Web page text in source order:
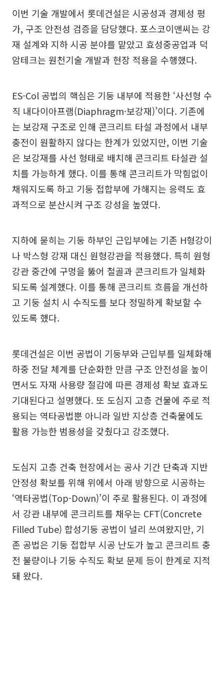
이번 기술 개발에서 롯데건설은 시공성과 경제성 평
가, 구조 안전성 검증을 담당했다. 포스코이앤씨는 강
재 설계와 지하 시공 분야를 맡았고 효성중공업과 덕
암테크는 원천기술 개발과 현장 적용을 수행했다.
ES-Col 공법의 핵심은 기둥 내부에 적용한 ‘사선형 수
직 내다이아프램(Diaphragm·보강재)’이다. 기존에
는 보강재 구조로 인해 콘크리트 타설 과정에서 내부
충전이 원활하지 않다는 한계가 있었지만, 이번 기술
은 보강재를 사선 형태로 배치해 콘크리트 타설관 설
치를 가능하게 했다. 이를 통해 콘크리트가 막힘없이
채워지도록 하고 기둥 접합부에 가해지는 응력도 효
과적으로 분산시켜 구조 강성을 높였다.
지하에 묻히는 기둥 하부인 근입부에는 기존 H형강이
나 박스형 강재 대신 원형강관을 적용했다. 특히 원형
강관 중간에 구멍을 뚫어 철골과 콘크리트가 일체화
되도록 설계했다. 이를 통해 콘크리트 흐름을 개선하
고 기둥 설치 시 수직도를 보다 정밀하게 확보할 수
있도록 했다.
롯데건설은 이번 공법이 기둥부와 근입부를 일체화해
하중 전달 체계를 단순화한 만큼 구조 안전성을 높이
면서도 자재 사용량 절감에 따른 경제성 확보 효과도
기대된다고 설명했다. 또 도심지 고층 건물에 주로 적
용되는 역타공법뿐 아니라 일반 지상층 건축물에도
활용 가능한 범용성을 갖췄다고 강조했다.
도심지 고층 건축 현장에서는 공사 기간 단축과 지반
안정성 확보를 위해 위에서 아래 방향으로 시공하는
‘역타공법(Top-Down)’이 주로 활용된다. 이 과정에
서 강관 내부에 콘크리트를 채우는 CFT(Concrete
Filled Tube) 합성기둥 공법이 널리 쓰여왔지만, 기
존 공법은 기둥 접합부 시공 난도가 높고 콘크리트 충
전 불량이나 기둥 수직도 확보 문제 등이 한계로 지적
돼 왔다.